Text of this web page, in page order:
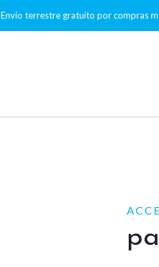
Envío terrestre gratuíto por compras